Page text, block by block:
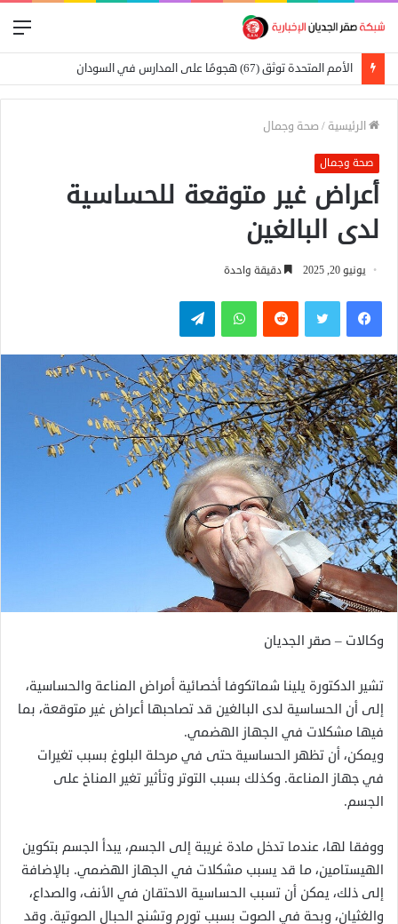
وفاة والد ليونيل ميسي عن عمر 68 عاماً
الرئيسية / صحة وجمال
صحة وجمال
أعراض غير متوقعة للحساسية
لدى البالغين
يونيو 20, 2025 دقيقة واحدة
فيسبوكتويتر واتساب تيلقرام
وكالات – صقر الجديان
تشير الدكتورة يلينا شماتكوفا أخصائية أمراض المناعة والحساسية،
إلى أن الحساسية لدى البالغين قد تصاحبها أعراض غير متوقعة، بما
فيها مشكلات في الجهاز الهضمي.
ويمكن، أن تظهر الحساسية حتى في مرحلة البلوغ بسبب تغيرات
في جهاز المناعة. وكذلك بسبب التوتر وتأثير تغير المناخ على
الجسم.
ووفقا لها، عندما تدخل مادة غريبة إلى الجسم، يبدأ الجسم بتكوين
الهيستامين، ما قد يسبب مشكلات في الجهاز الهضمي. بالإضافة
إلى ذلك، يمكن أن تسبب الحساسية الاحتقان في الأنف، والصداع،
والغثيان، وبحة في الصوت بسبب تورم وتشنج الحبال الصوتية. وقد